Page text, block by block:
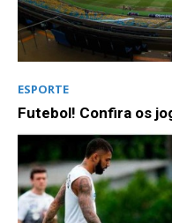
ESPORTE
Futebol! Confira os